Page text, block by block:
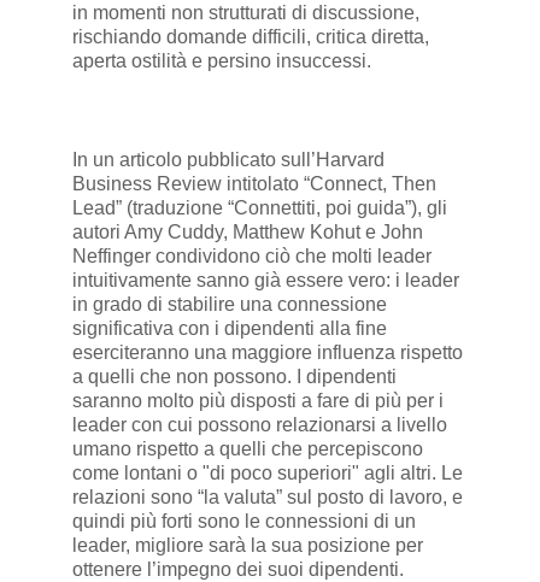
in momenti non strutturati di discussione,
rischiando domande difficili, critica diretta,
aperta ostilità e persino insuccessi.
In un articolo pubblicato sull’Harvard
Business Review intitolato “Connect, Then
Lead” (traduzione “Connettiti, poi guida”), gli
autori Amy Cuddy, Matthew Kohut e John
Neffinger condividono ciò che molti leader
intuitivamente sanno già essere vero: i leader
in grado di stabilire una connessione
significativa con i dipendenti alla fine
eserciteranno una maggiore influenza rispetto
a quelli che non possono. I dipendenti
saranno molto più disposti a fare di più per i
leader con cui possono relazionarsi a livello
umano rispetto a quelli che percepiscono
come lontani o "di poco superiori" agli altri. Le
relazioni sono “la valuta” sul posto di lavoro, e
quindi più forti sono le connessioni di un
leader, migliore sarà la sua posizione per
ottenere l’impegno dei suoi dipendenti.